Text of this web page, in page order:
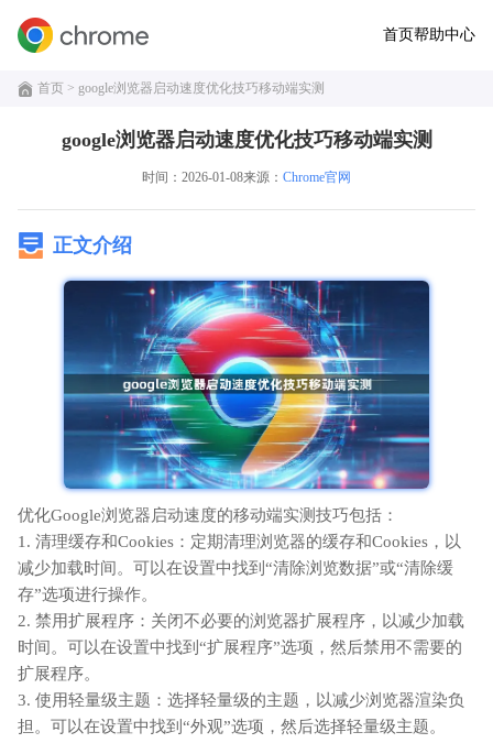
首页帮助中心
首页 > google浏览器启动速度优化技巧移动端实测
google浏览器启动速度优化技巧移动端实测
时间：2026-01-08来源： Chrome官网
正文介绍
优化Google浏览器启动速度的移动端实测技巧包括：
1. 清理缓存和Cookies：定期清理浏览器的缓存和Cookies，以
减少加载时间。可以在设置中找到“清除浏览数据”或“清除缓
存”选项进行操作。
2. 禁用扩展程序：关闭不必要的浏览器扩展程序，以减少加载
时间。可以在设置中找到“扩展程序”选项，然后禁用不需要的
扩展程序。
3. 使用轻量级主题：选择轻量级的主题，以减少浏览器渲染负
担。可以在设置中找到“外观”选项，然后选择轻量级主题。